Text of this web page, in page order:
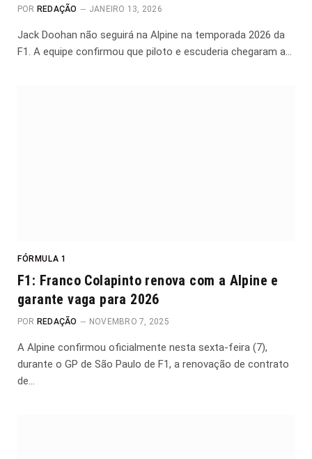
POR REDAÇÃO JANEIRO 13, 2026
Jack Doohan não seguirá na Alpine na temporada 2026 da
F1. A equipe confirmou que piloto e escuderia chegaram a…
FÓRMULA 1
F1: Franco Colapinto renova com a Alpine e
garante vaga para 2026
POR REDAÇÃO NOVEMBRO 7, 2025
A Alpine confirmou oficialmente nesta sexta-feira (7),
durante o GP de São Paulo de F1, a renovação de contrato
de…